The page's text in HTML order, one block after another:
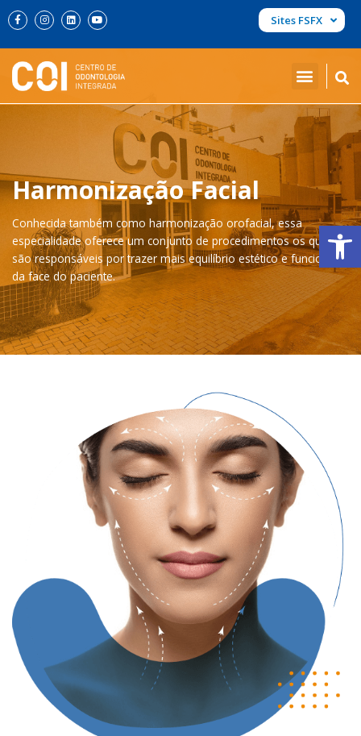
Abrir
para
conteúdo
F
a
c
b
o
o
k
-
f
I
n
s
a
g
r
a
m
L
i
n
e
d
Y
o
u
u
b
e
Sites FSFX
Harmonização Facial
Conhecida também como harmonização orofacial, essa
especialidade oferece um conjunto de procedimentos os quais
são responsáveis por trazer mais equilíbrio estético e funcional
da face do paciente.